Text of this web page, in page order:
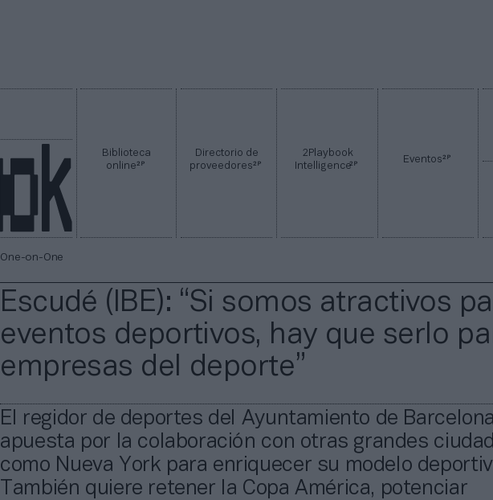
Biblioteca
online2P
Directorio de
proveedores2P
2Playbook
Intelligence2P Eventos2P
One-on-One
Escudé (IBE): “Si somos atractivos
eventos deportivos, hay que serlo
empresas del deporte”
El regidor de deportes del Ayuntamiento de Barcelona
apuesta por la colaboración con otras grandes
como Nueva York para enriquecer su modelo
También quiere retener la Copa América, potenciar